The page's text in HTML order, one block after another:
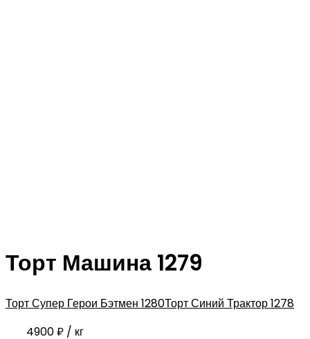
Торт Машина 1279
Торт Супер Герои Бэтмен 1280Торт Синий Трактор 1278
4900₽ / кг